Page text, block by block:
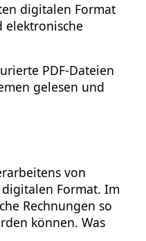
digitalen Format
PDF-Dateien
gelesen und
von
Format. Im
Rechnungen so
können. Was